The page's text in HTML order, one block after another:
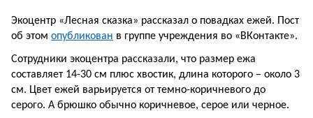
Экоцентр «Лесная сказка» рассказал о повадках ежей. Пост
об этом опубликован в группе учреждения во «ВКонтакте».
Сотрудники экоцентра рассказали, что размер ежа
составляет 14-30 см плюс хвостик, длина которого – около 3
см. Цвет ежей варьируется от темно-коричневого до
серого. А брюшко обычно коричневое, серое или черное.